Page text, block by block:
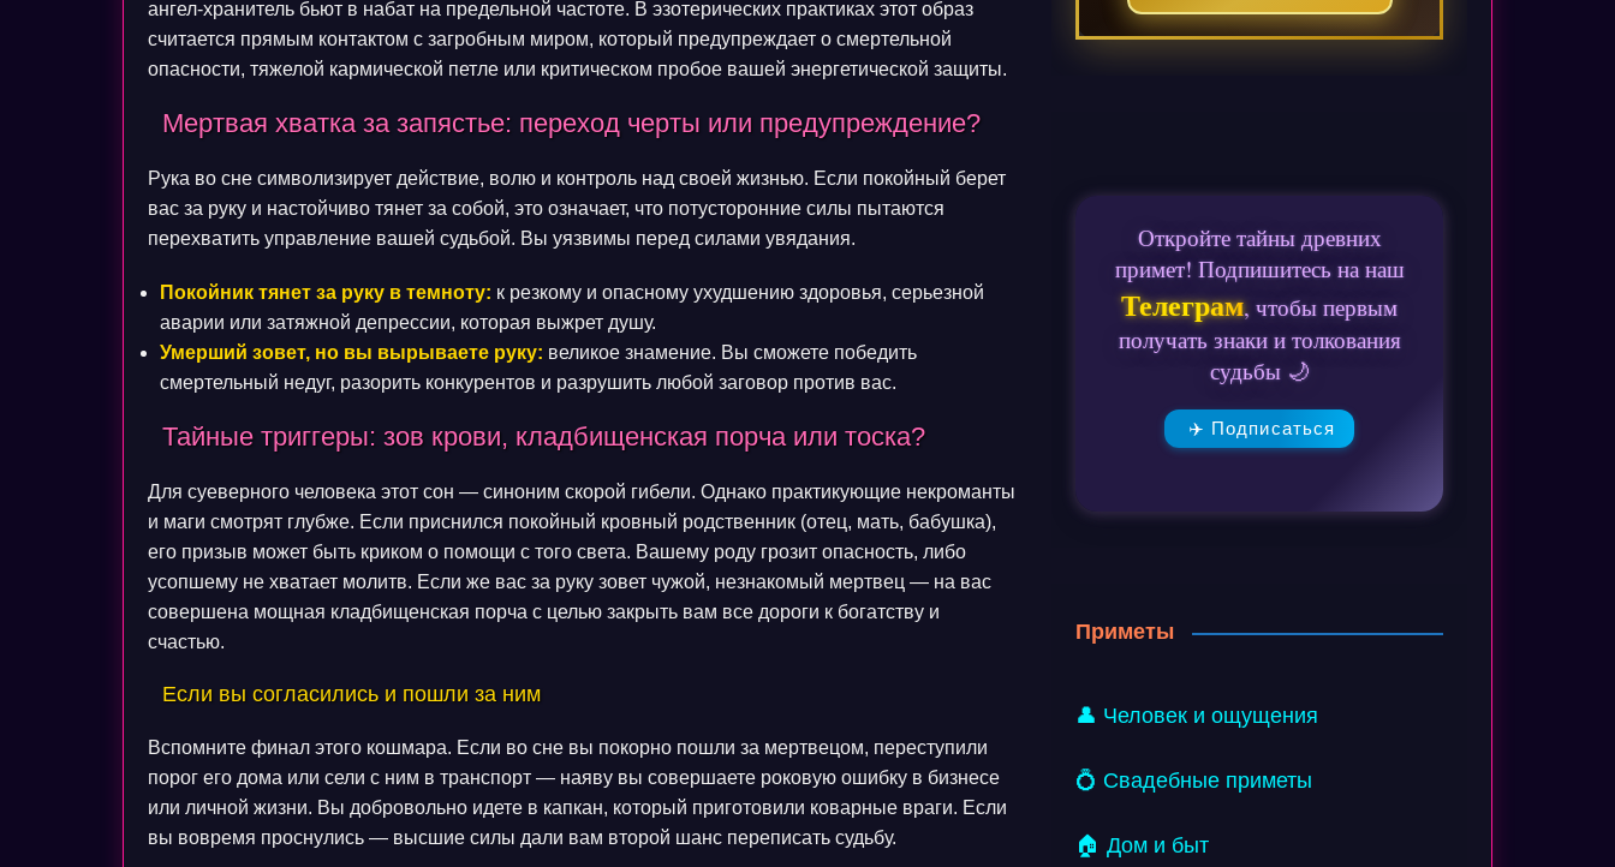
ангел-хранитель бьют в набат на предельной частоте. В эзотерических практиках этот образ
считается прямым контактом с загробным миром, который предупреждает о смертельной
опасности, тяжелой кармической петле или критическом пробое вашей энергетической защиты.
Мертвая хватка за запястье: переход черты или предупреждение?
Рука во сне символизирует действие, волю и контроль над своей жизнью. Если покойный берет
вас за руку и настойчиво тянет за собой, это означает, что потусторонние силы пытаются
перехватить управление вашей судьбой. Вы уязвимы перед силами увядания.
Покойник тянет за руку в темноту: к резкому и опасному ухудшению здоровья, серьезной
аварии или затяжной депрессии, которая выжрет душу.
Умерший зовет, но вы вырываете руку: великое знамение. Вы сможете победить
смертельный недуг, разорить конкурентов и разрушить любой заговор против вас.
Тайные триггеры: зов крови, кладбищенская порча или тоска?
Для суеверного человека этот сон — синоним скорой гибели. Однако практикующие некроманты
и маги смотрят глубже. Если приснился покойный кровный родственник (отец, мать, бабушка),
его призыв может быть криком о помощи с того света. Вашему роду грозит опасность, либо
усопшему не хватает молитв. Если же вас за руку зовет чужой, незнакомый мертвец — на вас
совершена мощная кладбищенская порча с целью закрыть вам все дороги к богатству и
счастью.
Если вы согласились и пошли за ним
Вспомните финал этого кошмара. Если во сне вы покорно пошли за мертвецом, переступили
порог его дома или сели с ним в транспорт — наяву вы совершаете роковую ошибку в бизнесе
или личной жизни. Вы добровольно идете в капкан, который приготовили коварные враги. Если
вы вовремя проснулись — высшие силы дали вам второй шанс переписать судьбу.
Откройте тайны древних
примет! Подпишитесь на наш
Телеграм, чтобы первым
получать знаки и толкования
судьбы 🌙
✈️ Подписаться
Приметы
👤 Человек и ощущения
💍 Свадебные приметы
🏠 Дом и быт